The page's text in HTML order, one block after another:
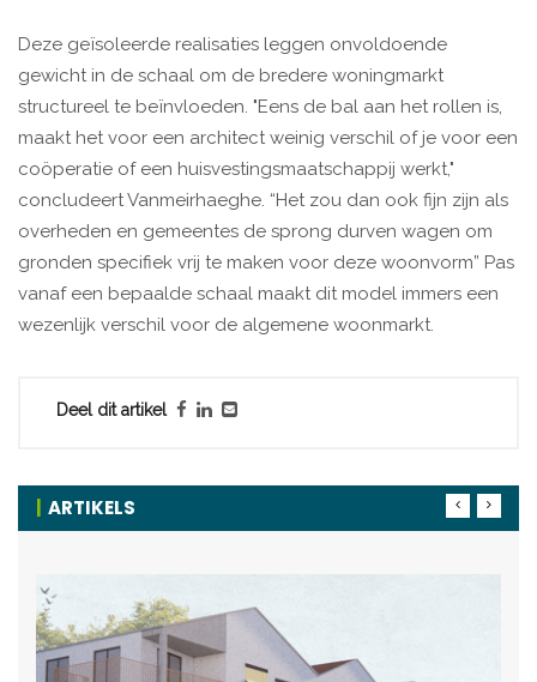
Deze geïsoleerde realisaties leggen onvoldoende
gewicht in de schaal om de bredere woningmarkt
structureel te beïnvloeden. "Eens de bal aan het rollen is,
maakt het voor een architect weinig verschil of je voor een
coöperatie of een huisvestingsmaatschappij werkt,"
concludeert Vanmeirhaeghe. “Het zou dan ook fijn zijn als
overheden en gemeentes de sprong durven wagen om
gronden specifiek vrij te maken voor deze woonvorm” Pas
vanaf een bepaalde schaal maakt dit model immers een
wezenlijk verschil voor de algemene woonmarkt.
Deel dit artikel
ARTIKELS